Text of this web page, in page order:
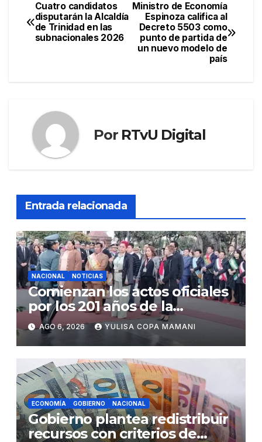
Navegación
de
Ministro de Economía
Espinoza califica al
Decreto 5503 como
punto de partida de
un nuevo modelo de
país
Cuatro candidatos
disputarán la Alcaldía
de Trinidad en las
subnacionales 2026
Por RTvU Digital
Entrada relacionada
NACIONAL NOTICIAS
Comienzan los actos oficiales
por los 201 años de la
independencia de Bolivia
AGO 6, 2026 YULISA COPA MAMANI
ECONOMÍA GOBIERNO NACIONAL
Gobierno plantea redistribuir
recursos con criterios de